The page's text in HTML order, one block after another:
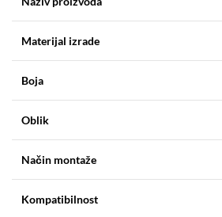
Materijal izrade
Boja
Oblik
Način montaže
Kompatibilnost